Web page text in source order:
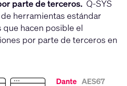
parte de terceros. Q-SYS
herramientas estándar
hacen posible el
por parte de terceros en